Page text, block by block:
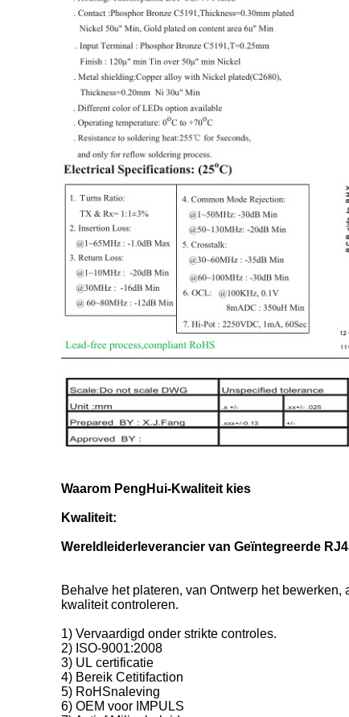
Waarom PengHui-Kwaliteit kies
Kwaliteit:
Wereldleiderleverancier van Geïntegreerde
Behalve het plateren, van Ontwerp het
kwaliteit controleren.
1) Vervaardigd onder strikte controles.
2) ISO-9001:2008
3) UL certificatie
4) Bereik Cetitifaction
5) RoHSnaleving
6) OEM voor IMPULS